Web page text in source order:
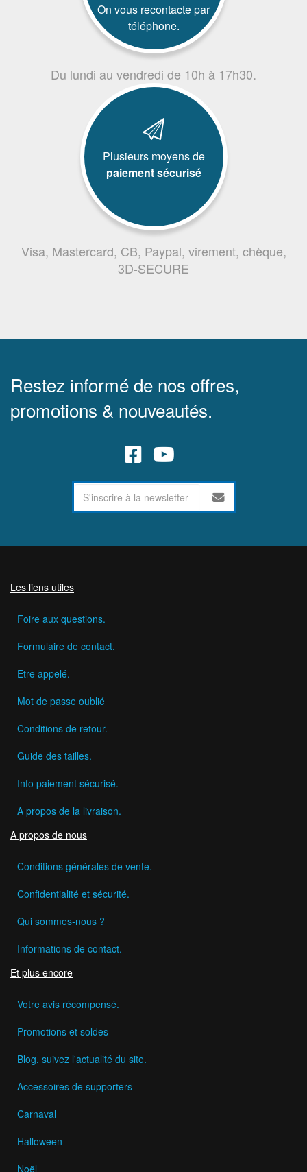
On vous recontacte par
téléphone.
Du lundi au vendredi de 10h à 17h30.
Plusieurs moyens de
paiement sécurisé
Visa, Mastercard, CB, Paypal, virement, chèque,
3D-SECURE
Restez informé de nos offres,
promotions & nouveautés.
Les liens utiles
Foire aux questions.
Formulaire de contact.
Etre appelé.
Mot de passe oublié
Conditions de retour.
Guide des tailles.
Info paiement sécurisé.
A propos de la livraison.
A propos de nous
Conditions générales de vente.
Confidentialité et sécurité.
Qui sommes-nous ?
Informations de contact.
Et plus encore
Votre avis récompensé.
Promotions et soldes
Blog, suivez l'actualité du site.
Accessoires de supporters
Carnaval
Halloween
Noël